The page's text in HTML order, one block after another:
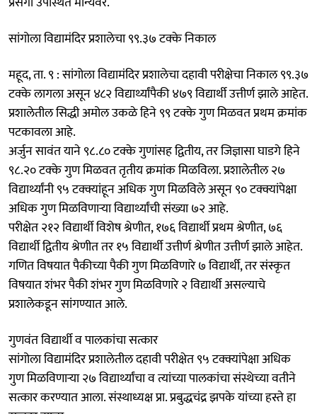
सांगोला विद्यामंदिर प्रशालेचा ९९.३७ टक्के निकाल
महूद, ता. ९ : सांगोला विद्यामंदिर प्रशालेचा दहावी परीक्षेचा निकाल ९९.३७
टक्के लागला असून ४८२ विद्यार्थ्यांपैकी ४७९ विद्यार्थी उत्तीर्ण झाले आहेत.
प्रशालेतील सिद्धी अमोल उकळे हिने ९९ टक्के गुण मिळवत प्रथम क्रमांक
पटकावला आहे.
अर्जुन सावंत याने ९८.८० टक्के गुणांसह द्वितीय, तर जिज्ञासा घाडगे हिने
९८.२० टक्के गुण मिळवत तृतीय क्रमांक मिळविला. प्रशालेतील २७
विद्यार्थ्यांनी ९५ टक्क्यांहून अधिक गुण मिळविले असून ९० टक्क्यांपेक्षा
अधिक गुण मिळविणाऱ्या विद्यार्थ्यांची संख्या ७२ आहे.
परीक्षेत २१२ विद्यार्थी विशेष श्रेणीत, १७६ विद्यार्थी प्रथम श्रेणीत, ७६
विद्यार्थी द्वितीय श्रेणीत तर १५ विद्यार्थी उत्तीर्ण श्रेणीत उत्तीर्ण झाले आहेत.
गणित विषयात पैकीच्या पैकी गुण मिळविणारे ७ विद्यार्थी, तर संस्कृत
विषयात शंभर पैकी शंभर गुण मिळविणारे २ विद्यार्थी असल्याचे
प्रशालेकडून सांगण्यात आले.
गुणवंत विद्यार्थी व पालकांचा सत्कार
सांगोला विद्यामंदिर प्रशालेतील दहावी परीक्षेत ९५ टक्क्यांपेक्षा अधिक
गुण मिळविणाऱ्या २७ विद्यार्थ्यांचा व त्यांच्या पालकांचा संस्थेच्या वतीने
सत्कार करण्यात आला. संस्थाध्यक्ष प्रा. प्रबुद्धचंद्र झपके यांच्या हस्ते हा